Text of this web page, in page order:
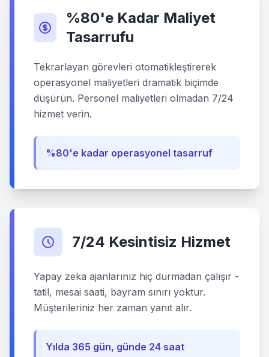
%80'e Kadar Maliyet
Tasarrufu
Tekrarlayan görevleri otomatikleştirerek
operasyonel maliyetleri dramatik biçimde
düşürün. Personel maliyetleri olmadan 7/24
hizmet verin.
%80'e kadar operasyonel tasarruf
7/24 Kesintisiz Hizmet
Yapay zeka ajanlarınız hiç durmadan çalışır -
tatil, mesai saati, bayram sınırı yoktur.
Müşterileriniz her zaman yanıt alır.
Yılda 365 gün, günde 24 saat